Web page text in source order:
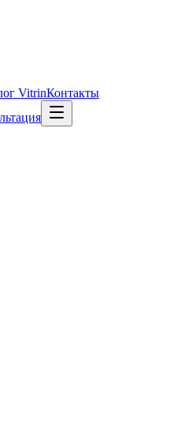
VitrinКонтакты